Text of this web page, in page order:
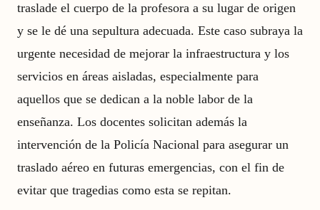
traslade el cuerpo de la profesora a su lugar de origen
y se le dé una sepultura adecuada. Este caso subraya la
urgente necesidad de mejorar la infraestructura y los
servicios en áreas aisladas, especialmente para
aquellos que se dedican a la noble labor de la
enseñanza. Los docentes solicitan además la
intervención de la Policía Nacional para asegurar un
traslado aéreo en futuras emergencias, con el fin de
evitar que tragedias como esta se repitan.